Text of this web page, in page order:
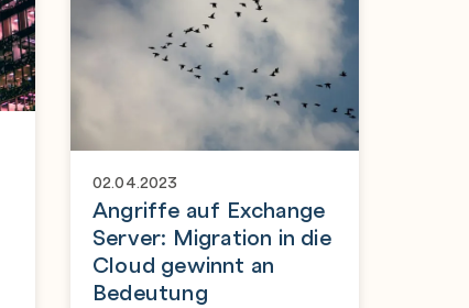
02.04.2023
Angriffe auf Exchange
Server: Migration in die
Cloud gewinnt an
Bedeutung